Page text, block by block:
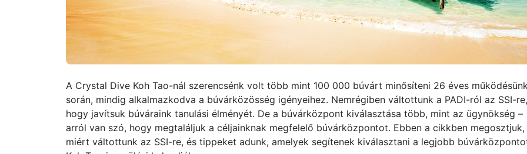
A Crystal Dive Koh Tao-nál szerencsénk volt több mint 100 000 búvárt minősíteni 26 éves
során, mindig alkalmazkodva a búvárközösség igényeihez. Nemrégiben váltottunk a PADI-ról az SSI-re,
hogy javítsuk búváraink tanulási élményét. De a búvárközpont kiválasztása több, mint az ügynökség –
arról van szó, hogy megtaláljuk a céljainknak megfelelő búvárközpontot. Ebben a cikkben megosztjuk,
miért váltottunk az SSI-re, és tippeket adunk, amelyek segítenek kiválasztani a legjobb